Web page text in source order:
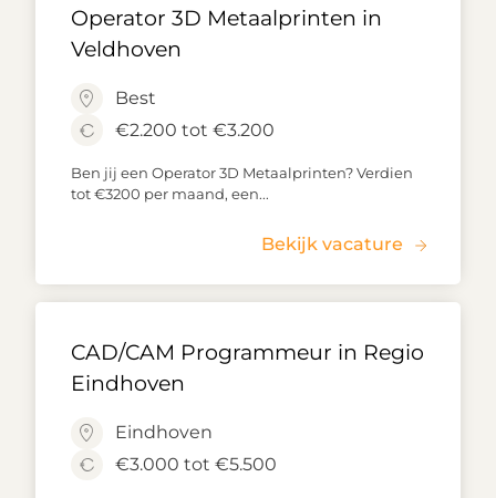
Operator 3D Metaalprinten in
Veldhoven
Best
€2.200 tot €3.200
Ben jij een Operator 3D Metaalprinten? Verdien
tot €3200 per maand, een...
Bekijk vacature
CAD/CAM Programmeur in Regio
Eindhoven
Eindhoven
€3.000 tot €5.500